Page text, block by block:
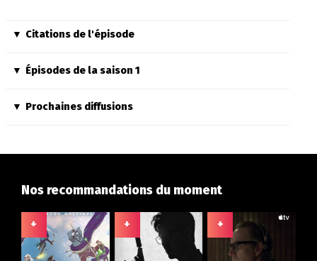
Citations de l'épisode
Épisodes de la saison 1
Prochaines diffusions
Nos recommandations du moment
+ + +